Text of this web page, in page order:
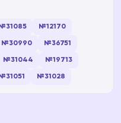
№31085 №12170
№30990 №36751
№31044 №19713
№31051 №31028